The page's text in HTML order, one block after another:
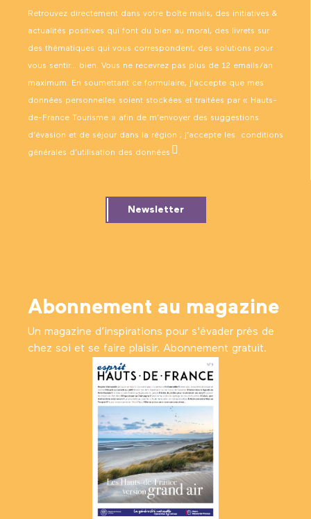
Retrouvez directement dans votre boîte mails, des initiatives &
actualités positives qui font du bien au moral, des livrets sur
des thématiques qui vous correspondent, des solutions pour
vous sentir… bien. Vous ne recevrez pas plus de 12 emails/an
maximum. En soumettant ce formulaire, j’accepte que mes
données personnelles soient stockées et traitées par « Hauts-
de-France Tourisme » afin de m’envoyer des suggestions
d’évasion et de séjour dans la région ; j’accepte les conditions
générales d’utilisation des données .
Newsletter
Abonnement au magazine
Un magazine d’inspirations pour s'évader près de
chez soi et se faire plaisir. Abonnement gratuit.